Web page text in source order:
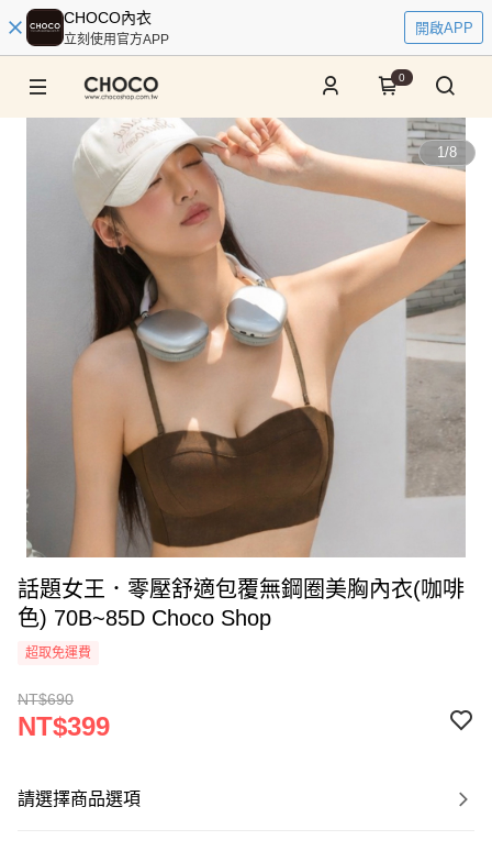
CHOCO內衣
立刻使用官方APP
開啟APP
0
1/8
話題女王．零壓舒適包覆無鋼圈美胸內衣(咖啡
色) 70B~85D Choco Shop
超取免運費
NT$690
NT$399
請選擇商品選項